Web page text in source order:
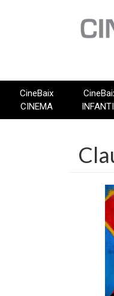
CineBaix
CINEMA